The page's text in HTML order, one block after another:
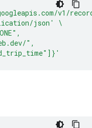
v1/
json'
\
",